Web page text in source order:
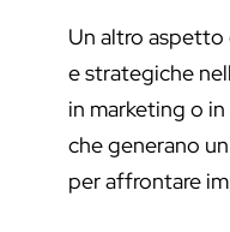
Un altro aspetto
e strategiche
in marketing o
che generano
per affrontare